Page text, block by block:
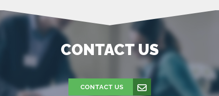
CONTACT US
CONTACT US